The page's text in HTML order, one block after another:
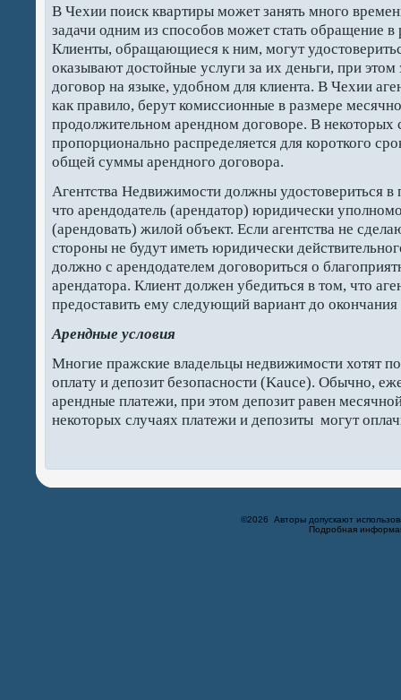
В Чехии поиск квартиры может занять много
задачи одним из способов может стать обращение в
Клиенты, обращающиеся к ним, могут
оказывают достойные услуги за их деньги, при
договор на языке, удобном для клиента. В Чехии
как правило, берут комиссионные в размере
продолжительном арендном договоре. В некоторых
пропорционально распределяется для короткого
общей суммы арендного договора.
Агентства Недвижимости должны удостовериться в
что арендодатель (арендатор) юридически
(арендовать) жилой объект. Если агентства не
стороны не будут иметь юридически
должно с арендодателем договориться о
арендатора. Клиент должен убедиться в том, что
предоставить ему следующий вариант до окончания
Арендные условия
Многие пражские владельцы недвижимости хотят
оплату и депозит безопасности (Kauce). Обычно,
арендные платежи, при этом депозит равен
некоторых случаях платежи и депозиты могут
©2026 Авторы допускают
Подробная